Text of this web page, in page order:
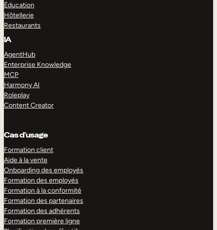
Éducation
Hôtellerie
Restaurants
IA
AgentHub
Enterprise Knowledge
MCP
Harmony AI
Roleplay
Content Creator
Cas d’usage
Formation client
Aide à la vente
Onboarding des employés
Formation des employés
Formation à la conformité
Formation des partenaires
Formation des adhérents
Formation première ligne